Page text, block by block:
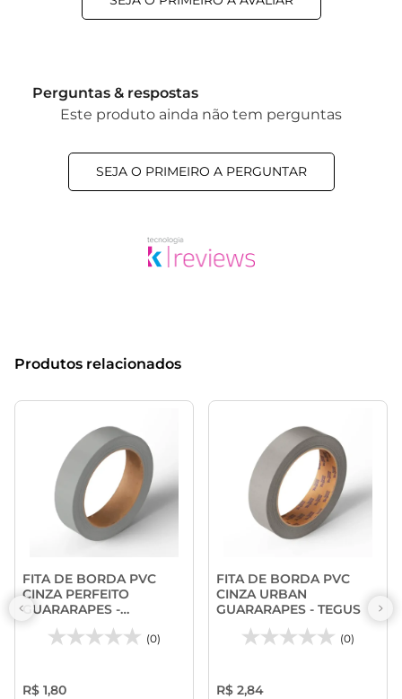
Perguntas & respostas
Este produto ainda não tem perguntas
SEJA O PRIMEIRO A PERGUNTAR
Produtos relacionados
FITA DE BORDA PVC
CINZA PERFEITO
GUARARAPES -
PROADEC
(0)
R$ 1,80
FITA DE BORDA PVC
CINZA URBAN
GUARARAPES - TEGUS
(0)
R$ 2,84